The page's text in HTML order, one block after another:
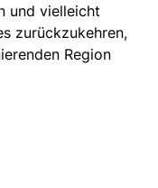
und vielleicht
zurückzukehren,
Region